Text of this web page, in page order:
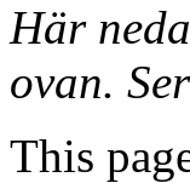
Här
ovan.
This